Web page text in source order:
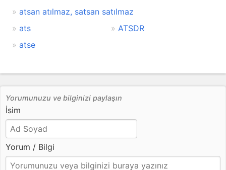
atsan atılmaz, satsan satılmaz
ats
ATSDR
atse
Yorumunuzu ve bilginizi paylaşın
İsim
Yorum / Bilgi